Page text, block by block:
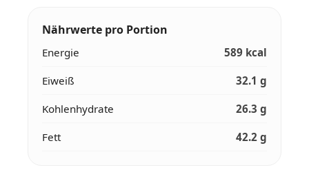
Nährwerte pro Portion
Energie 589 kcal
Eiweiß 32.1 g
Kohlenhydrate 26.3 g
Fett 42.2 g